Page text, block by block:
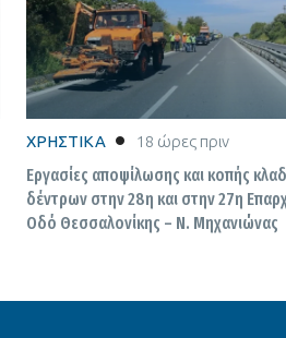
ΧΡΗΣΤΙΚΑ 18 ώρες πριν
Εργασίες αποψίλωσης και κοπής
δέντρων στην 28η και στην 27η
Οδό Θεσσαλονίκης – Ν. Μηχανιώνας